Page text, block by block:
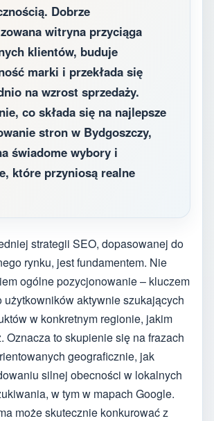
Dobrze
witryna przyciąga
klientów, buduje
marki i przekłada się
na wzrost sprzedaży.
co składa się na najlepsze
stron w Bydgoszczy,
świadome wybory i
które przyniosą realne
strategii SEO, dopasowanej do
rynku, jest fundamentem. Nie
ogólne pozycjonowanie – kluczem
użytkowników aktywnie szukających
w konkretnym regionie, jakim
Oznacza to skupienie się na frazach
geograficznie, jak
silnej obecności w lokalnych
w tym w mapach Google.
może skutecznie konkurować z